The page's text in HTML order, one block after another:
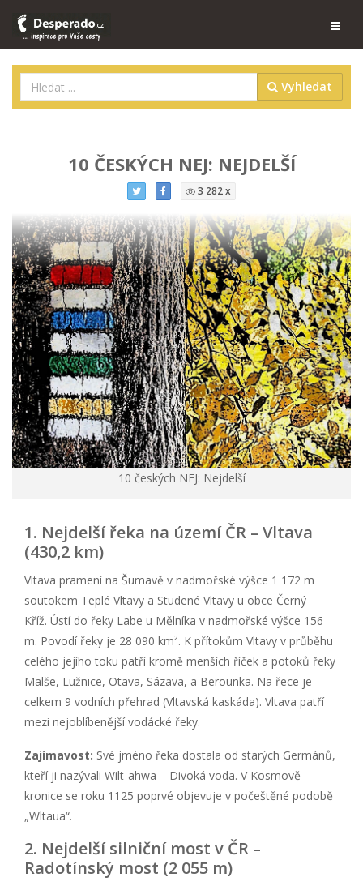
Vyhledat
10 ČESKÝCH NEJ: NEJDELŠÍ
3 282 x
10 českých NEJ: Nejdelší
1. Nejdelší řeka na území ČR – Vltava
(430,2 km)
Vltava pramení na Šumavě v nadmořské výšce 1 172 m
soutokem Teplé Vltavy a Studené Vltavy u obce Černý
Kříž. Ústí do řeky Labe u Mělníka v nadmořské výšce 156
m. Povodí řeky je 28 090 km². K přítokům Vltavy v průběhu
celého jejího toku patří kromě menších říček a potoků řeky
Malše, Lužnice, Otava, Sázava, a Berounka. Na řece je
celkem 9 vodních přehrad (Vltavská kaskáda). Vltava patří
mezi nejoblíbenější vodácké řeky.
Zajímavost: Své jméno řeka dostala od starých Germánů,
kteří ji nazývali Wilt-ahwa – Divoká voda. V Kosmově
kronice se roku 1125 poprvé objevuje v počeštěné podobě
„Wltaua“.
2. Nejdelší silniční most v ČR –
Radotínský most (2 055 m)